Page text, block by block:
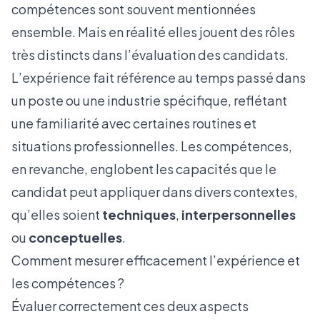
compétences sont souvent mentionnées
ensemble. Mais en réalité elles jouent des rôles
très distincts dans l’évaluation des candidats.
L’expérience fait référence au temps passé dans
un poste ou une industrie spécifique, reflétant
une familiarité avec certaines routines et
situations professionnelles. Les compétences,
en revanche, englobent les capacités que le
candidat peut appliquer dans divers contextes,
qu’elles soient techniques, interpersonnelles
ou conceptuelles.
Comment mesurer efficacement l’expérience et
les compétences ?
Évaluer correctement ces deux aspects